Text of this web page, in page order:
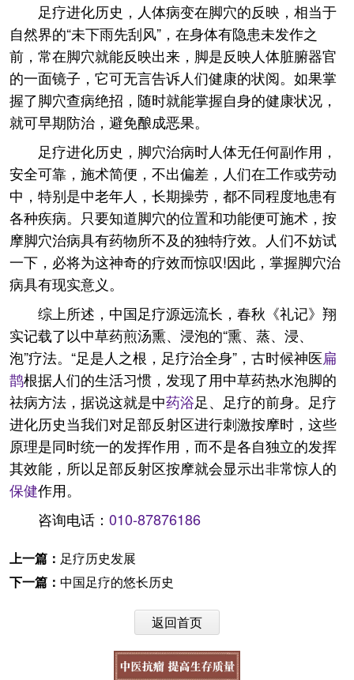
足疗进化历史，人体病变在脚穴的反映，相当于
自然界的“未下雨先刮风”，在身体有隐患未发作之
前，常在脚穴就能反映出来，脚是反映人体脏腑器官
的一面镜子，它可无言告诉人们健康的状阅。如果掌
握了脚穴查病绝招，随时就能掌握自身的健康状况，
就可早期防治，避免酿成恶果。
足疗进化历史，脚穴治病时人体无任何副作用，
安全可靠，施术简便，不出偏差，人们在工作或劳动
中，特别是中老年人，长期操劳，都不同程度地患有
各种疾病。只要知道脚穴的位置和功能便可施术，按
摩脚穴治病具有药物所不及的独特疗效。人们不妨试
一下，必将为这神奇的疗效而惊叹!因此，掌握脚穴治
病具有现实意义。
综上所述，中国足疗源远流长，春秋《礼记》翔
实记载了以中草药煎汤熏、浸泡的“熏、蒸、浸、
泡”疗法。“足是人之根，足疗治全身”，古时候神医扁
鹊根据人们的生活习惯，发现了用中草药热水泡脚的
祛病方法，据说这就是中药浴足、足疗的前身。足疗
进化历史当我们对足部反射区进行刺激按摩时，这些
原理是同时统一的发挥作用，而不是各自独立的发挥
其效能，所以足部反射区按摩就会显示出非常惊人的
保健作用。
咨询电话： 010-87876186
上一篇： 足疗历史发展
下一篇： 中国足疗的悠长历史
返回首页